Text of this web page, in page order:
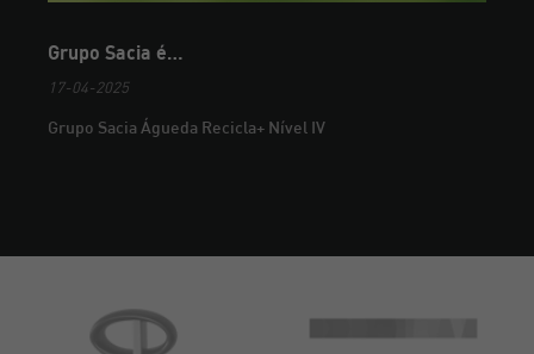
Grupo Sacia é…
17-04-2025
Grupo Sacia Águeda Recicla+ Nível IV